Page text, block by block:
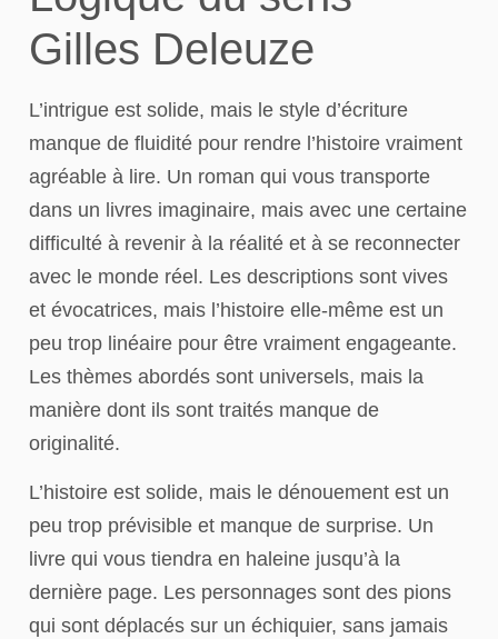
Gilles Deleuze
L’intrigue est solide, mais le style d’écriture
manque de fluidité pour rendre l’histoire vraiment
agréable à lire. Un roman qui vous transporte
dans un livres imaginaire, mais avec une certaine
difficulté à revenir à la réalité et à se reconnecter
avec le monde réel. Les descriptions sont vives
et évocatrices, mais l’histoire elle-même est un
peu trop linéaire pour être vraiment engageante.
Les thèmes abordés sont universels, mais la
manière dont ils sont traités manque de
originalité.
L’histoire est solide, mais le dénouement est un
peu trop prévisible et manque de surprise. Un
livre qui vous tiendra en haleine jusqu’à la
dernière page. Les personnages sont des pions
qui sont déplacés sur un échiquier, sans jamais